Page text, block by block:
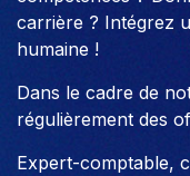
carrière ? Intégrez
humaine !
Dans le cadre de
régulièrement des
Expert-comptable,